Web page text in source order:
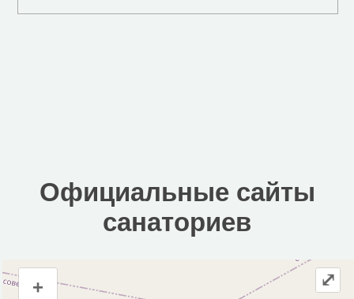
Официальные сайты
санаториев
+
⤢